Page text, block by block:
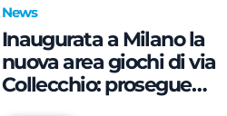
News
Inaugurata a Milano la
nuova area giochi di via
Collecchio: prosegue